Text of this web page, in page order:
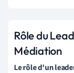
Rôle du
Médiation
Le rôle d'un